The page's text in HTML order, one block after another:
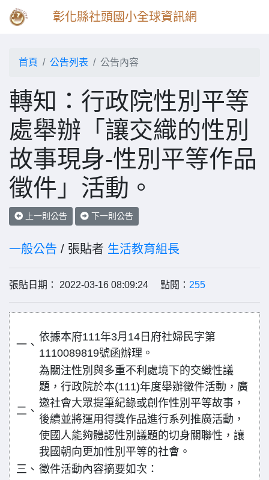
彰化縣社頭國小全球資訊網
首頁 公告列表 公告內容
轉知：行政院性別平等
處舉辦「讓交織的性別
故事現身-性別平等作品
徵件」活動。
上一則公告 下一則公告
一般公告 / 張貼者 生活教育組長
張貼日期： 2022-03-16 08:09:24 點閱： 255
一、
依據本府111年3月14日府社婦民字第
1110089819號函辦理。
二、
為關注性別與多重不利處境下的交織性議
題，行政院於本(111)年度舉辦徵件活動，廣
邀社會大眾提筆紀錄或創作性別平等故事，
後續並將運用得獎作品進行系列推廣活動，
使國人能夠體認性別議題的切身關聯性，讓
我國朝向更加性別平等的社會。
三、 徵件活動內容摘要如次：